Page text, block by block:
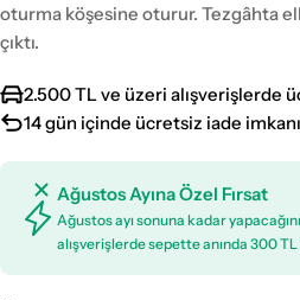
oturma köşesine oturur. Tezgâhta
çıktı.
2.500 TL ve üzeri alışverişlerde
14 gün içinde ücretsiz iade
Ağustos Ayına Özel Fırsat
Ağustos ayı sonuna kadar
alışverişlerde sepette anında 300